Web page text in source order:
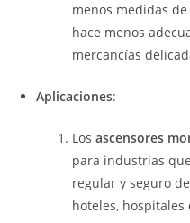
menos medidas
hace menos
mercancías
Aplicaciones:
Los ascensores
para industrias
regular y seguro
hoteles, hospitales